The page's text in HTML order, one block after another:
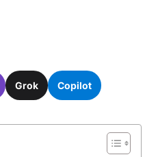
Grok Copilot